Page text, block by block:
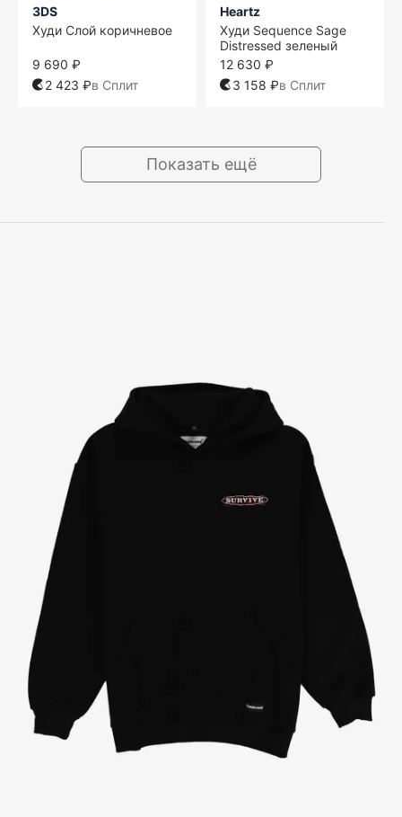
3DS
Худи Слой коричневое
9 690 ₽
2 423 ₽в Сплит
Heartz
Худи Sequence Sage
Distressed зеленый
12 630 ₽
3 158 ₽в Сплит
Показать ещё